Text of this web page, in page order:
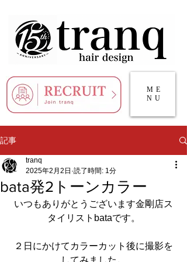
ME
NU
記事
bata発2トーンカラー
tranq
2025年2月2日 読了時間: 1分
いつもありがとうございます金剛店ス
タイリストbataです。
２日にかけてカラーカット後に撮影を
してみました。